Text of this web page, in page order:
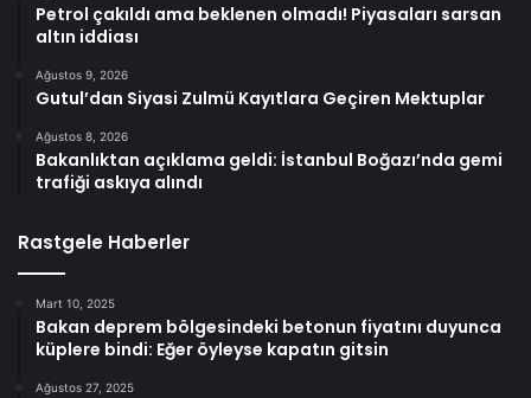
Petrol çakıldı ama beklenen olmadı! Piyasaları sarsan
altın iddiası
Ağustos 9, 2026
Gutul’dan Siyasi Zulmü Kayıtlara Geçiren Mektuplar
Ağustos 8, 2026
Bakanlıktan açıklama geldi: İstanbul Boğazı’nda gemi
trafiği askıya alındı
Rastgele Haberler
Mart 10, 2025
Bakan deprem bölgesindeki betonun fiyatını duyunca
küplere bindi: Eğer öyleyse kapatın gitsin
Ağustos 27, 2025